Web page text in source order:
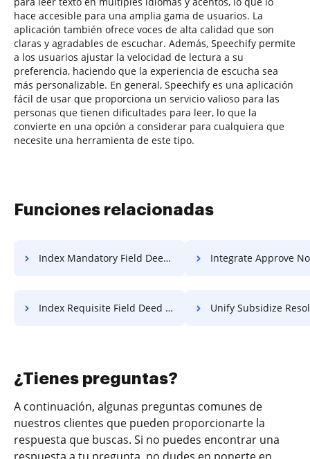
hace accesible para una amplia gama de usuarios. La
aplicación también ofrece voces de alta calidad que son
claras y agradables de escuchar. Además, Speechify permite
a los usuarios ajustar la velocidad de lectura a su
preferencia, haciendo que la experiencia de escucha sea
más personalizable. En general, Speechify es una aplicación
fácil de usar que proporciona un servicio valioso para las
personas que tienen dificultades para leer, lo que la
convierte en una opción a considerar para cualquiera que
necesite una herramienta de este tipo.
Funciones relacionadas
Index Mandatory Field Deed For Free Integrate Approve
Index Requisite Field Deed For Free Unify Subsidize Resolution
¿Tienes preguntas?
A continuación, algunas preguntas comunes de
nuestros clientes que pueden proporcionarte la
respuesta que buscas. Si no puedes encontrar una